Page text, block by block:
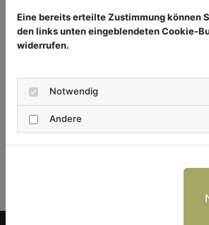
ZURÜCK
Wohnraum, ob Groß und Klein.
Türöffnungen zeichnen sie sich
Reißfeste Spannschnüre
und bieten somit eine Lösung für
Eine bereits erteilte Zustimmung können
den links unten eingeblendeten Cookie-
widerrufen.
Notwendig
Andere